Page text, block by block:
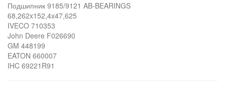
Подшипник 9185/9121 AB-BEARINGS
68,262x152,4x47,625
IVECO 710353
John Deere F026690
GM 448199
EATON 660007
IHC 69221R91